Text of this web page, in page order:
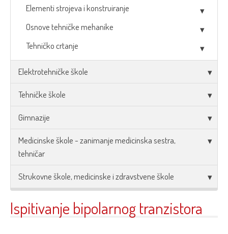
Elementi strojeva i konstruiranje
Osnove tehničke mehanike
Tehničko crtanje
Elektrotehničke škole
Tehničke škole
Gimnazije
Medicinske škole - zanimanje medicinska sestra,
tehničar
Strukovne škole, medicinske i zdravstvene škole
Ispitivanje bipolarnog tranzistora